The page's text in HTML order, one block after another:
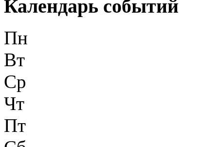
Календарь событий
Пн
Вт
Ср
Чт
Пт